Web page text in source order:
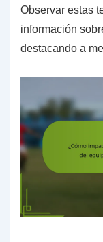
Observar estas
información
destacando a